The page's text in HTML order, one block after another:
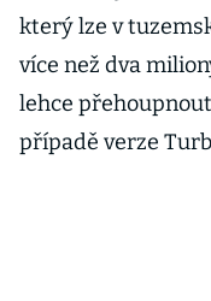
který lze v
více než dva
lehce
případě verze